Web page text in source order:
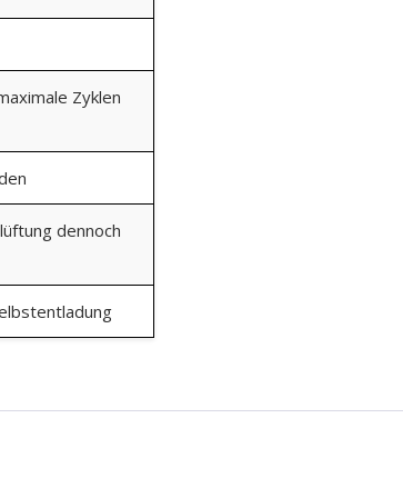
Zyklen
dennoch